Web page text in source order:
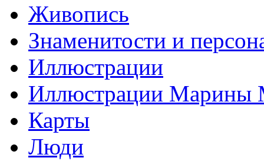
Живопись
Знаменитости и
Иллюстрации
Иллюстрации Марины
Карты
Люди